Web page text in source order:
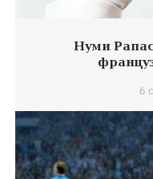
Нуми
6